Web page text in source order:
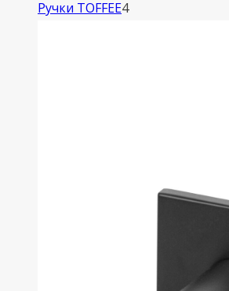
Ручки TOFFEE44